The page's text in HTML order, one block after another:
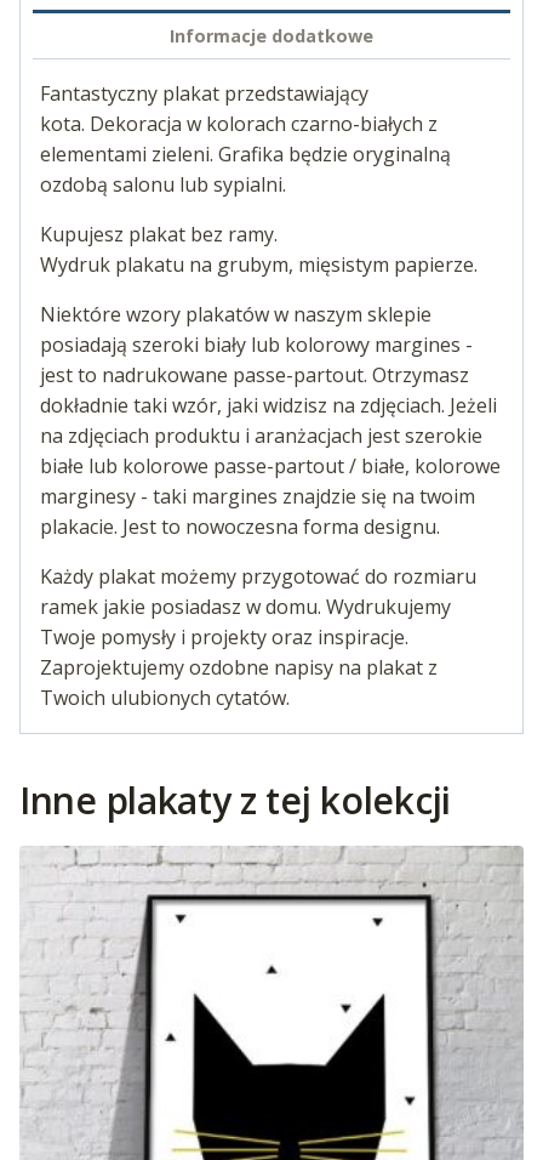
Informacje dodatkowe
Fantastyczny plakat przedstawiający
kota. Dekoracja w kolorach czarno-białych z
elementami zieleni. Grafika będzie oryginalną
ozdobą salonu lub sypialni.
Kupujesz plakat bez ramy.
Wydruk plakatu na grubym, mięsistym papierze.
Niektóre wzory plakatów w naszym sklepie
posiadają szeroki biały lub kolorowy margines -
jest to nadrukowane passe-partout. Otrzymasz
dokładnie taki wzór, jaki widzisz na zdjęciach. Jeżeli
na zdjęciach produktu i aranżacjach jest szerokie
białe lub kolorowe passe-partout / białe, kolorowe
marginesy - taki margines znajdzie się na twoim
plakacie. Jest to nowoczesna forma designu.
Każdy plakat możemy przygotować do rozmiaru
ramek jakie posiadasz w domu. Wydrukujemy
Twoje pomysły i projekty oraz inspiracje.
Zaprojektujemy ozdobne napisy na plakat z
Twoich ulubionych cytatów.
Inne plakaty z tej kolekcji